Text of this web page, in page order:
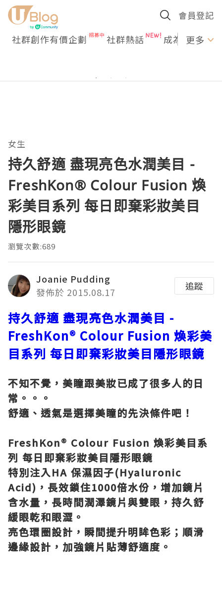
會員登記
社群創作有價企劃 社群熱話 成為U更多
女生
持久舒適 盡現亮色水潤美目 -
FreshKon® Colour Fusion 煥
彩美目系列 每日即棄彩妝美目
隱形眼鏡
瀏覽次數:689
Joanie Pudding
發佈於 2015.08.17
追蹤
持久舒適 盡現亮色水潤美目 -
FreshKon® Colour Fusion 煥彩美
目系列 每日即棄彩妝美目隱形眼鏡
不知不覺，美瞳跟美妝已成了很多人的日
常。。。
舒適、透氣是選擇美瞳的先決條件吧！
FreshKon® Colour Fusion 煥彩美目系
列 每日即棄彩妝美目隱形眼鏡
特別注入HA 保濕因子(Hyaluronic
Acid) ，長效鎖住1000倍水份，增加鏡片
含水量，長時間潤澤鏡片與雙眼，持久舒
緩眼乾和眼澀。
亮色環圈設計，瞬間提升明眸色彩；順滑
邊緣設計，加強鏡片貼薄舒適度。